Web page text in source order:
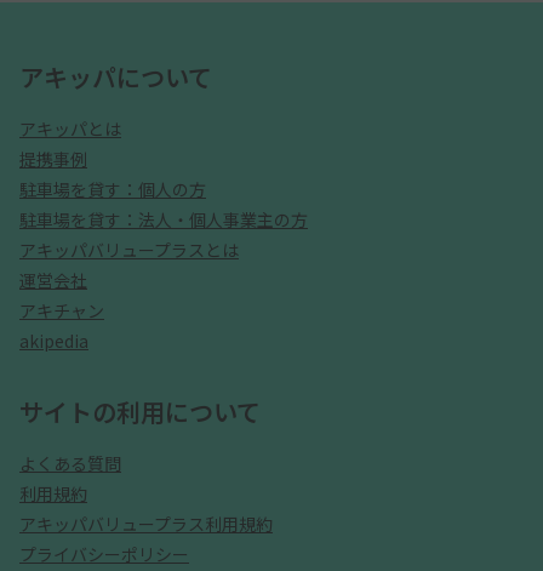
アキッパについて
アキッパとは
提携事例
駐車場を貸す：個人の方
駐車場を貸す：法人・個人事業主の方
アキッパバリュープラスとは
運営会社
アキチャン
akipedia
サイトの利用について
よくある質問
利用規約
アキッパバリュープラス利用規約
プライバシーポリシー